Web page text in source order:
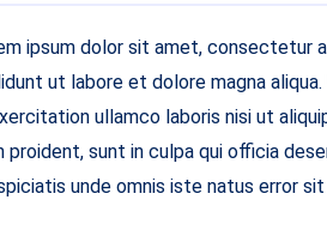
ipsum dolor sit amet, consectetur
ut labore et dolore magna
ullamco laboris nisi ut
proident, sunt in culpa qui officia
unde omnis iste natus error